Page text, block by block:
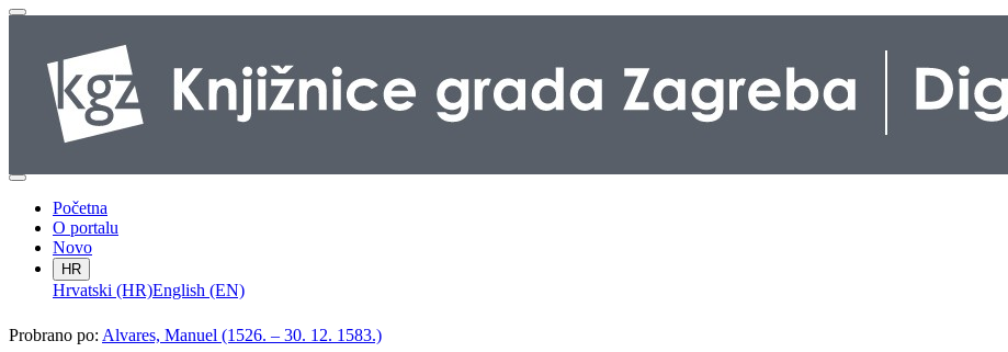
Početna
O portalu
Novo
HR
Hrvatski (HR)English (EN)
Probrano po: Alvares, Manuel (1526. – 30. 12. 1583.)